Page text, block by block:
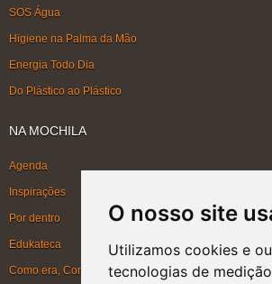
O nosso site
Utilizamos cookies e
tecnologias de
SOS Água
Higiene na Palma da Mão
Energia Todo Dia
Do Plástico ao Plástico
NA MOCHILA
Agenda
Inspirações
Por dentro
Edukateca
Como era, Como ficou, Como será